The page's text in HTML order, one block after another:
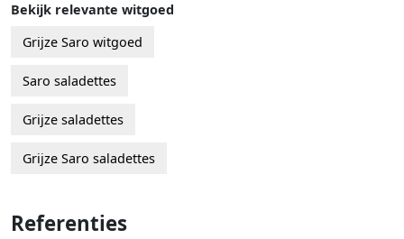
Bekijk relevante witgoed
Grijze Saro witgoed
Saro saladettes
Grijze saladettes
Grijze Saro saladettes
Referenties